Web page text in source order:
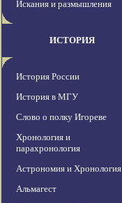
Искания и размышления
ИСТОРИЯ
История России
История в МГУ
Слово о полку Игореве
Хронология и
парахронология
Астрономия и Хронология
Альмагест